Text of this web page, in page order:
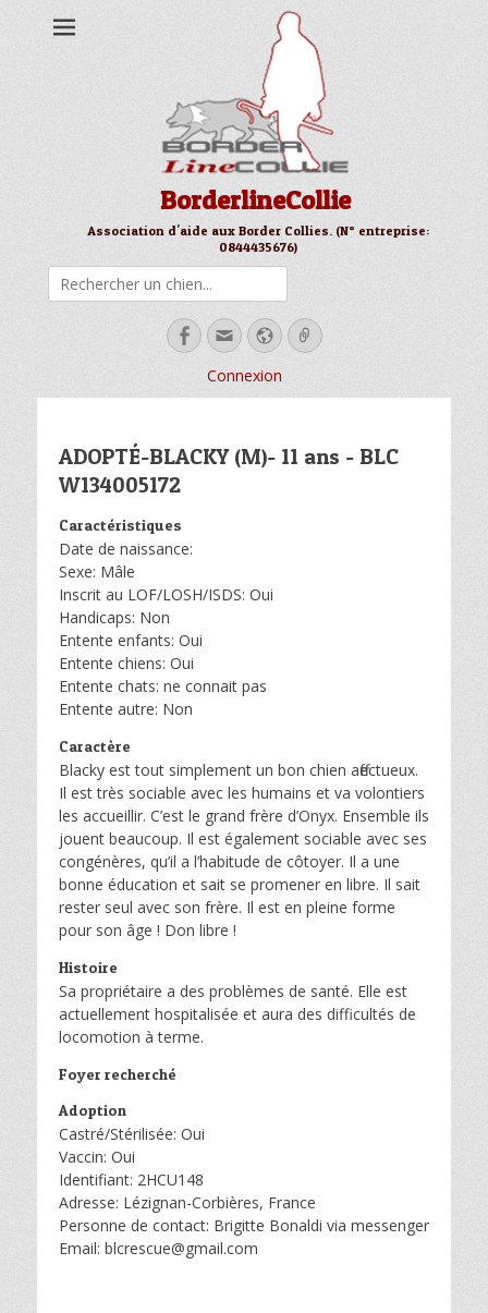
BorderlineCollie
Association d'aide aux Border Collies. (N° entreprise:
0844435676)
Facebook
EmailSite
web
Link
Connexion
ADOPTÉ-BLACKY (M)- 11 ans - BLC
W134005172
Caractéristiques
Date de naissance:
Sexe: Mâle
Inscrit au LOF/LOSH/ISDS: Oui
Handicaps: Non
Entente enfants: Oui
Entente chiens: Oui
Entente chats: ne connait pas
Entente autre: Non
Caractère
Blacky est tout simplement un bon chien affectueux.
Il est très sociable avec les humains et va volontiers
les accueillir. C’est le grand frère d’Onyx. Ensemble ils
jouent beaucoup. Il est également sociable avec ses
congénères, qu’il a l’habitude de côtoyer. Il a une
bonne éducation et sait se promener en libre. Il sait
rester seul avec son frère. Il est en pleine forme
pour son âge ! Don libre !
Histoire
Sa propriétaire a des problèmes de santé. Elle est
actuellement hospitalisée et aura des difficultés de
locomotion à terme.
Foyer recherché
Adoption
Castré/Stérilisée: Oui
Vaccin: Oui
Identifiant: 2HCU148
Adresse: Lézignan-Corbières, France
Personne de contact: Brigitte Bonaldi via messenger
Email: blcrescue@gmail.com